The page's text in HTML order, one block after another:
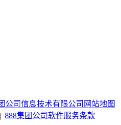
公司信息技术有限公司 网站地图
888集团公司软件服务条款